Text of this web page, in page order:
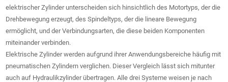
elektrischer Zylinder unterscheiden sich hinsichtlich des Motortyps, der die
Drehbewegung erzeugt, des Spindeltyps, der die lineare Bewegung
ermöglicht, und der Verbindungsarten, die diese beiden Komponenten
miteinander verbinden.
Elektrische Zylinder werden aufgrund ihrer Anwendungsbereiche häufig mit
pneumatischen Zylindern verglichen. Dieser Vergleich lässt sich mitunter
auch auf Hydraulikzylinder übertragen. Alle drei Systeme weisen je nach